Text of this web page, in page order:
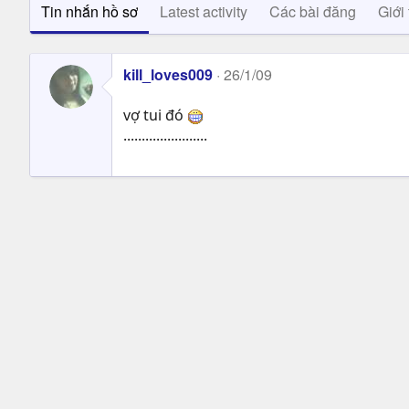
Tin nhắn hồ sơ Latest activity Các bài đăng Giới
kill_loves009 26/1/09
vợ tui đó
.......................